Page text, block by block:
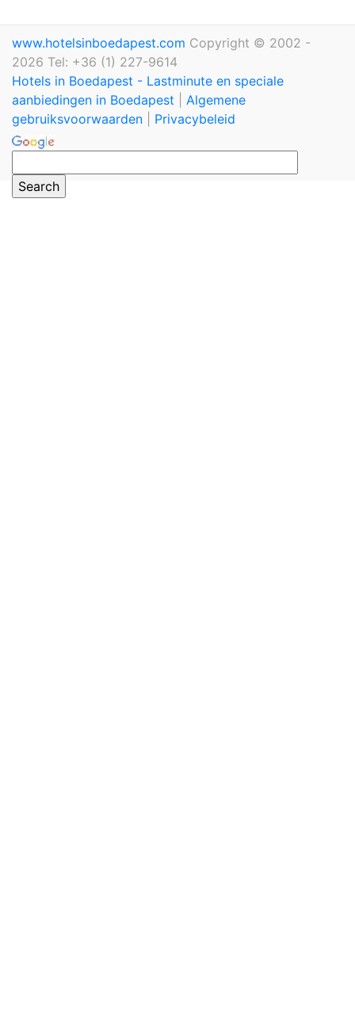
www.hotelsinboedapest.com Copyright © 2002 -
2026 Tel: +36 (1) 227-9614
Hotels in Boedapest - Lastminute en speciale
aanbiedingen in Boedapest
Algemene
gebruiksvoorwaarden
Privacybeleid